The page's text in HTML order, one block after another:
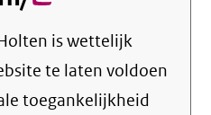
link)
is wettelijk
te laten voldoen
toegankelijkheid